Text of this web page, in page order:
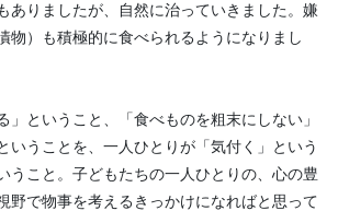
ありましたが、自然に治っていきました。嫌
物）も積極的に食べられるようになりまし
」ということ、「食べものを粗末にしない」
いうことを、一人ひとりが「気付く」という
うこと。子どもたちの一人ひとりの、心の豊
野で物事を考えるきっかけになればと思って